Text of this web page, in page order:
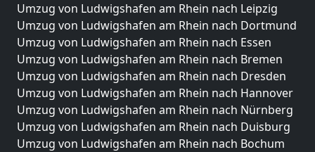
Umzug von Ludwigshafen am Rhein nach Leipzig
Umzug von Ludwigshafen am Rhein nach Dortmund
Umzug von Ludwigshafen am Rhein nach Essen
Umzug von Ludwigshafen am Rhein nach Bremen
Umzug von Ludwigshafen am Rhein nach Dresden
Umzug von Ludwigshafen am Rhein nach Hannover
Umzug von Ludwigshafen am Rhein nach Nürnberg
Umzug von Ludwigshafen am Rhein nach Duisburg
Umzug von Ludwigshafen am Rhein nach Bochum